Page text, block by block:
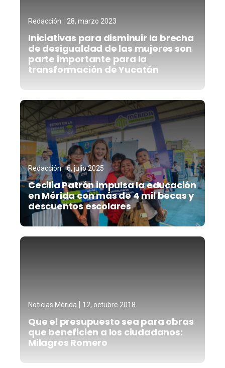
Redacción 28, marzo 2023
Iniciativas para disminuir la brecha
de desigualdad de las mujeres son
parte importante para la
transformación de Yucatán
Redacción 6, julio 2025
Cecilia Patrón impulsa la educación
en Mérida con más de 4 mil becas y
descuentos escolares
Noticias Mérida 12, octubre 2018
Que el presupuesto sea para obras
que beneficien a los ciudadanos:
Milagros Romero